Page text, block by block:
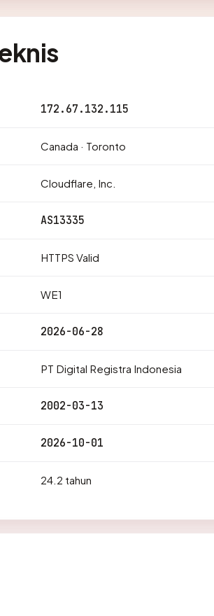
172.67.132.115
Canada · Toronto
Cloudflare, Inc.
AS13335
HTTPS Valid
WE1
2026-06-28
PT Digital Registra Indonesia
2002-03-13
2026-10-01
24.2 tahun